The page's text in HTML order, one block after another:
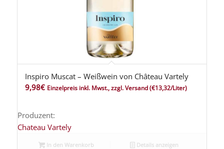
Inspiro Muscat – Weißwein von Château Vartely
9,98€ Einzelpreis inkl. Mwst., zzgl. Versand(€13,32/Liter)
Produzent:
Chateau Vartely
In den Warenkorb Details anzeigen